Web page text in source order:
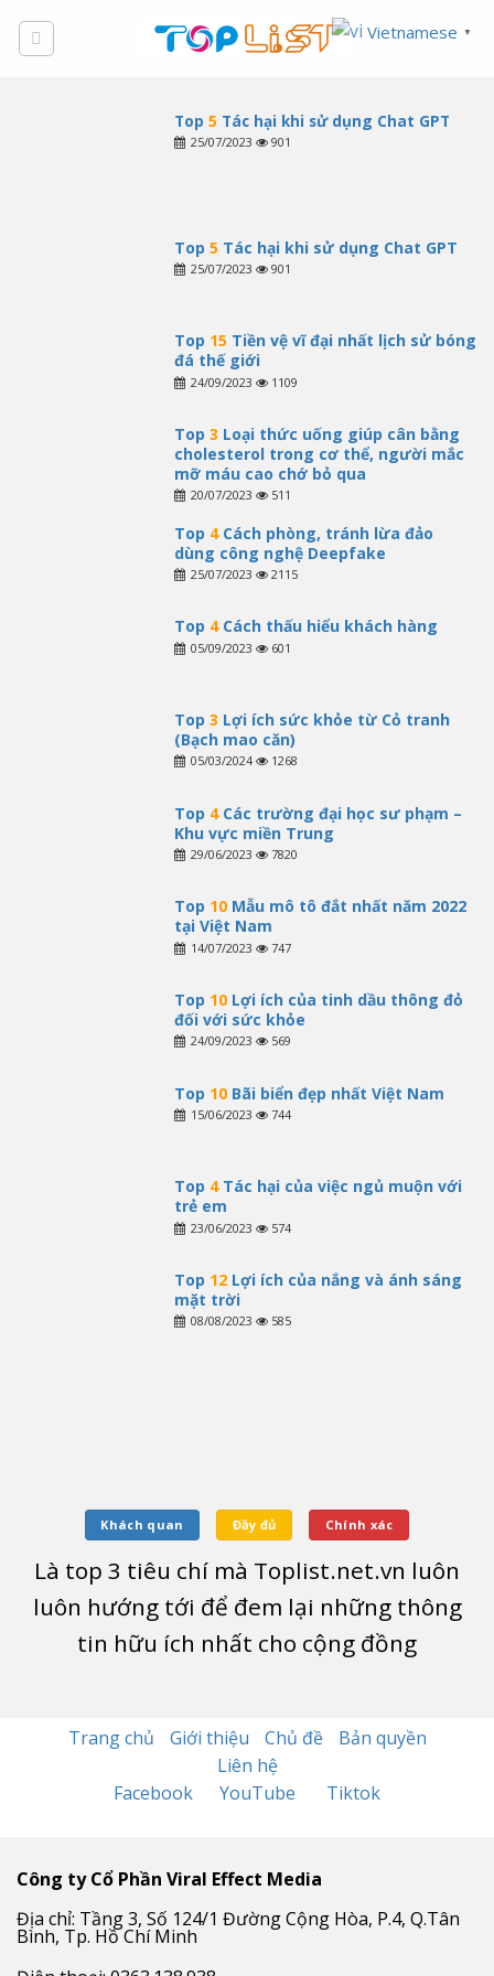
Top 5 Tác hại khi sử dụng Chat GPT
25/07/2023 901
Top 5 Tác hại khi sử dụng Chat GPT
25/07/2023 901
Top 15 Tiền vệ vĩ đại nhất lịch sử bóng
đá thế giới
24/09/2023 1109
Top 3 Loại thức uống giúp cân bằng
cholesterol trong cơ thể, người mắc
mỡ máu cao chớ bỏ qua
20/07/2023 511
Top 4Cách phòng, tránh lừa đảo
dùng công nghệ Deepfake
25/07/2023 2115
Top 4Cách thấu hiểu khách hàng
05/09/2023 601
Top 3 Lợi ích sức khỏe từ Cỏ tranh
(Bạch mao căn)
05/03/2024 1268
Top 4Các trường đại học sư phạm –
Khu vực miền Trung
29/06/2023 7820
Top 10Mẫu mô tô đắt nhất năm 2022
tại Việt Nam
14/07/2023 747
Top 10Lợi ích của tinh dầu thông đỏ
đối với sức khỏe
24/09/2023 569
Top 10Bãi biển đẹp nhất Việt Nam
15/06/2023 744
Top 4Tác hại của việc ngủ muộn với
trẻ em
23/06/2023 574
Top 12Lợi ích của nắng và ánh sáng
mặt trời
08/08/2023 585
Khách quan Đầy đủ Chính xác
Là top 3 tiêu chí mà Toplist.net.vn luôn
luôn hướng tới để đem lại những thông
tin hữu ích nhất cho cộng đồng
Trang chủ Giới thiệu Chủ đề
Bản quyền
Liên hệ
Facebook
YouTube Tiktok
Công ty Cổ Phần Viral Effect Media
Địa chỉ: Tầng 3, Số 124/1 Đường Cộng Hòa, P.4, Q.Tân
Bình, Tp. Hồ Chí Minh
Vietnamese ▼